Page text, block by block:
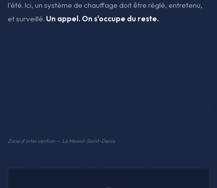
l'été. Ici, un système de chauffage doit être réglé, entretenu,
et surveillé. Un appel. On s'occupe du reste.
Zone d'intervention — Le Mesnil-Saint-Denis